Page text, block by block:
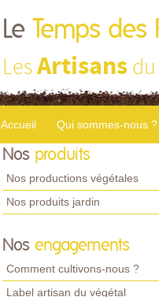
Le Temps des
LesArtisans du
Accueil Qui sommes-nous ?
Nos produits
Nos productions végétales
Nos produits jardin
Nos engagements
Comment cultivons-nous ?
Label artisan du végétal